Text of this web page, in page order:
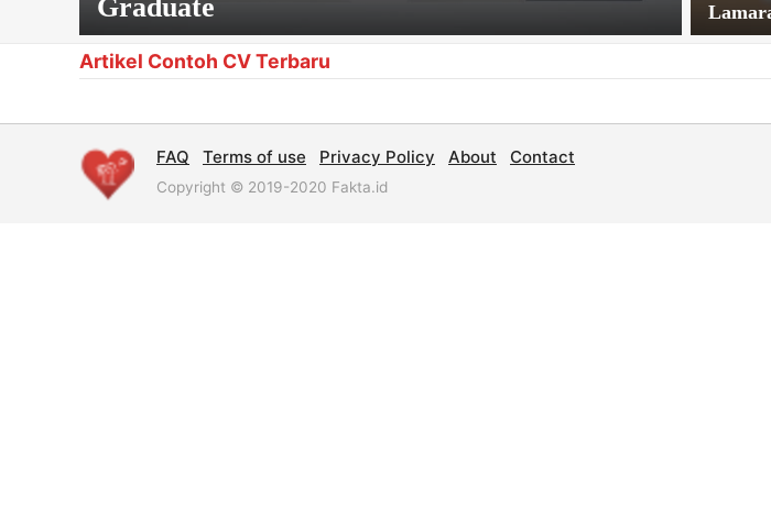
Graduate
Artikel Contoh CV Terbaru
FAQ Terms of use Privacy Policy About Contact
Copyright © 2019-2020 Fakta.id